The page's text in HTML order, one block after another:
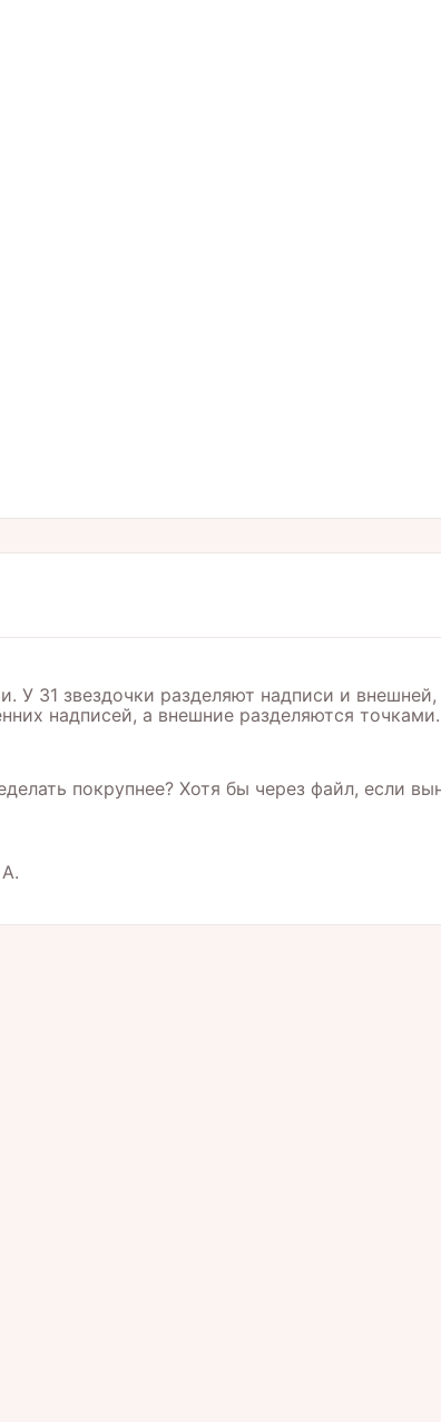
У 31 звездочки разделяют надписи и
надписей, а внешние разделяются точками.
покрупнее? Хотя бы через файл, если